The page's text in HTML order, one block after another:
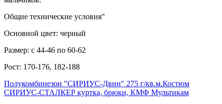
Общие технические условия"
Основной цвет: черный
Размер: с 44-46 по 60-62
Рост: 170-176, 182-188
Полукомбинезон "СИРИУС-Двин" 275 г/кв.м.Костюм
СИРИУС-СТАЛКЕР куртка, брюки, КМФ Мультикам